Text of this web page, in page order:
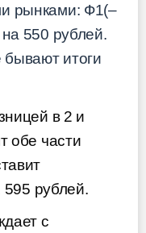
рынками: Ф1(–
550 рублей.
бывают итоги
в 2 и
обе части
595 рублей.
с